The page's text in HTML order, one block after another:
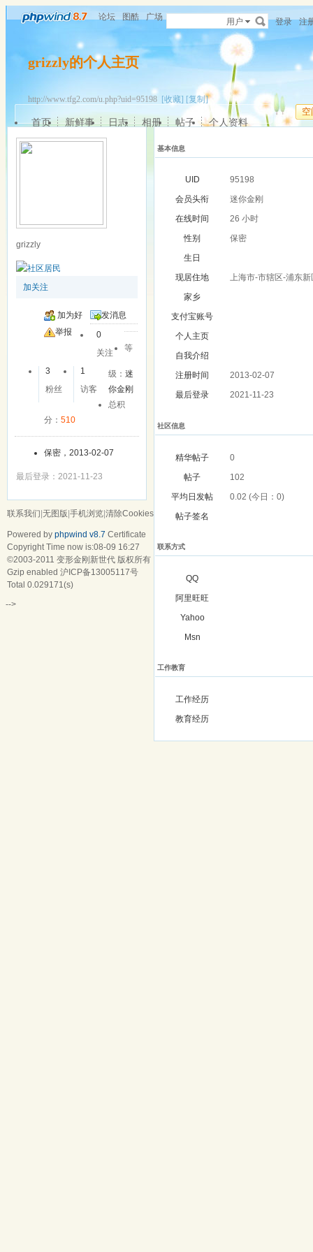
论坛 图酷 广场 用户 登录 注
grizzly的个人主页
http://www.tfg2.com/u.php?uid=95198 [收藏] [复制]
空
首页 新鲜事 日志 相册 帖子 个人资料
grizzly
加关注
加为好
友
发消息
举报
0
关注
3
粉丝
1
访客
等
级：迷
你金刚
总积
分： 510
保密，2013-02-07
最后登录：2021-11-23
基本信息
UID
95198
会员头衔
迷你金刚
在线时间
26 小时
性别
保密
生日
现居住地
上海市-市辖区-浦东新
家乡
支付宝账号
个人主页
自我介绍
注册时间
2013-02-07
最后登录
2021-11-23
社区信息
精华帖子
0
帖子
102
平均日发帖
0.02 (今日：0)
帖子签名
联系方式
QQ
阿里旺旺
Yahoo
Msn
工作教育
工作经历
教育经历
联系我们 无图版 手机浏览 清除Cookies
Powered by phpwind v8.7 Certificate
Copyright Time now is:08-09 16:27
©2003-2011 变形金刚新世代 版权所有
Gzip enabled 沪ICP备13005117号
Total 0.029171(s)
-->